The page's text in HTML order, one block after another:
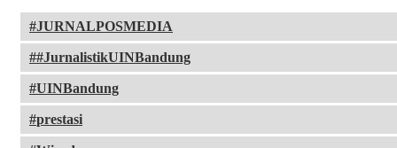
JURNALPOSMEDIA
#JurnalistikUINBandung
UINBandung
prestasi